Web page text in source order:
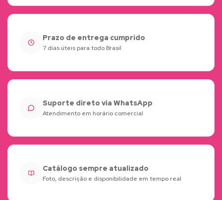
Prazo de entrega cumprido
7 dias úteis para todo Brasil
Suporte direto via WhatsApp
Atendimento em horário comercial
Catálogo sempre atualizado
Foto, descrição e disponibilidade em tempo real